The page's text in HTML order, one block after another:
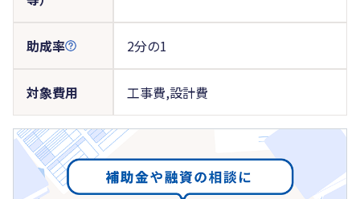
助成率 2分の1
対象費用 工事費,設計費